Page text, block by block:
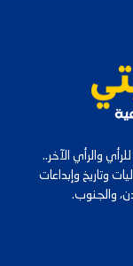
والرأي الآخر..
وتاريخ وإبداعات
والجنوب.